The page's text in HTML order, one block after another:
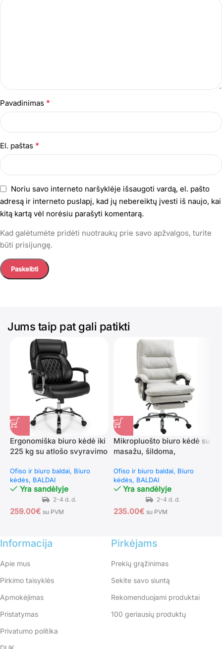
Pavadinimas *
El. paštas *
Noriu savo interneto naršyklėje išsaugoti vardą, el. pašto
adresą ir interneto puslapį, kad jų nebereiktų įvesti iš naujo, kai
kitą kartą vėl norėsiu parašyti komentarą.
Kad galėtumėte pridėti nuotraukų prie savo apžvalgos, turite
būti prisijungę.
Jums taip pat gali patikti
Ergonomiška biuro kėdė iki
225 kg su atlošo svyravimo
Ofiso ir biuro baldai Biuro
kėdės BALDAI
Yra sandėlyje
259.00€ su PVM
Mikropluošto biuro kėdė su
masažu, šildoma,
Ofiso ir biuro baldai Biuro
kėdės BALDAI
Yra sandėlyje
235.00€ su PVM
Informacija
Apie mus
Pirkimo taisyklės
Apmokėjimas
Pristatymas
Privatumo politika
Pirkėjams
Prekių grąžinimas
Sekite savo siuntą
Rekomenduojami produktai
100 geriausių produktų